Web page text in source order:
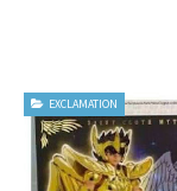
EXCLAMATION